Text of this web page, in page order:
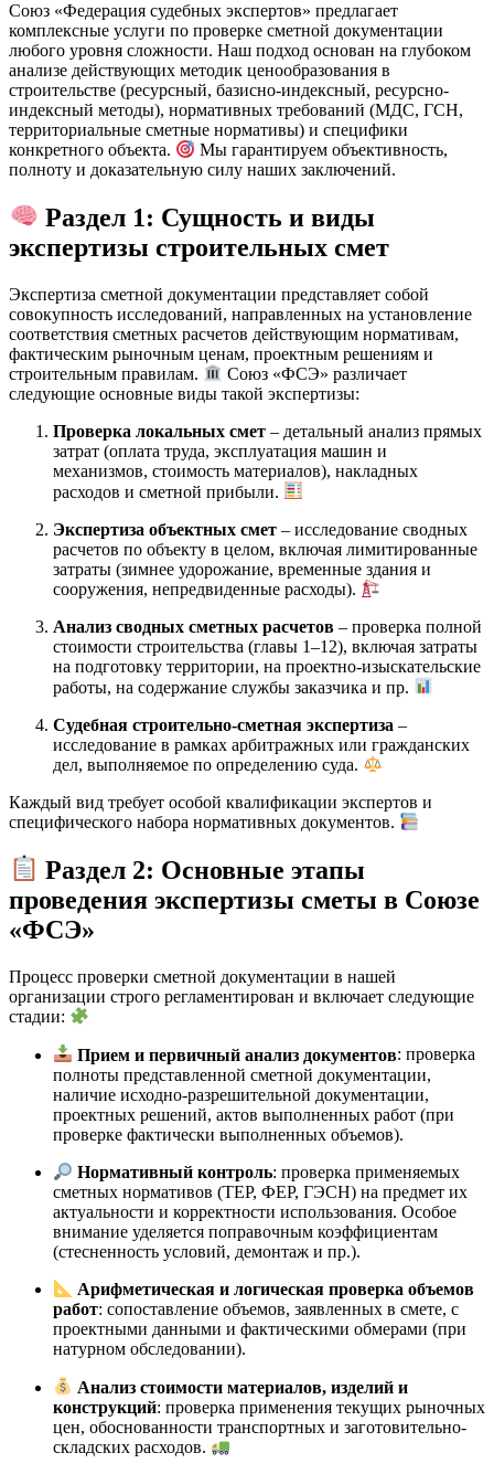
Союз «Федерация судебных экспертов» предлагает
комплексные услуги по проверке сметной документации
любого уровня сложности. Наш подход основан на глубоком
анализе действующих методик ценообразования в
строительстве (ресурсный, базисно-индексный, ресурсно-
индексный методы), нормативных требований (МДС, ГСН,
территориальные сметные нормативы) и специфики
конкретного объекта.
Мы гарантируем объективность,
полноту и доказательную силу наших заключений.
Раздел 1: Сущность и виды
экспертизы строительных смет
Экспертиза сметной документации представляет собой
совокупность исследований, направленных на установление
соответствия сметных расчетов действующим нормативам,
фактическим рыночным ценам, проектным решениям и
строительным правилам.
Союз «ФСЭ» различает
следующие основные виды такой экспертизы:
Проверка локальных смет – детальный анализ прямых
затрат (оплата труда, эксплуатация машин и
механизмов, стоимость материалов), накладных
расходов и сметной прибыли.
Экспертиза объектных смет – исследование сводных
расчетов по объекту в целом, включая лимитированные
затраты (зимнее удорожание, временные здания и
сооружения, непредвиденные расходы).
Анализ сводных сметных расчетов – проверка полной
стоимости строительства (главы 1–12), включая затраты
на подготовку территории, на проектно-изыскательские
работы, на содержание службы заказчика и пр.
Судебная строительно-сметная экспертиза –
исследование в рамках арбитражных или гражданских
дел, выполняемое по определению суда.
Каждый вид требует особой квалификации экспертов и
специфического набора нормативных документов.
Раздел 2: Основные этапы
проведения экспертизы сметы в Союзе
«ФСЭ»
Процесс проверки сметной документации в нашей
организации строго регламентирован и включает следующие
стадии:
Прием и первичный анализ документов: проверка
полноты представленной сметной документации,
наличие исходно-разрешительной документации,
проектных решений, актов выполненных работ (при
проверке фактически выполненных объемов).
Нормативный контроль: проверка применяемых
сметных нормативов (ТЕР, ФЕР, ГЭСН) на предмет их
актуальности и корректности использования. Особое
внимание уделяется поправочным коэффициентам
(стесненность условий, демонтаж и пр.).
Арифметическая и логическая проверка объемов
работ: сопоставление объемов, заявленных в смете, с
проектными данными и фактическими обмерами (при
натурном обследовании).
Анализ стоимости материалов, изделий и
конструкций: проверка применения текущих рыночных
цен, обоснованности транспортных и заготовительно-
складских расходов.